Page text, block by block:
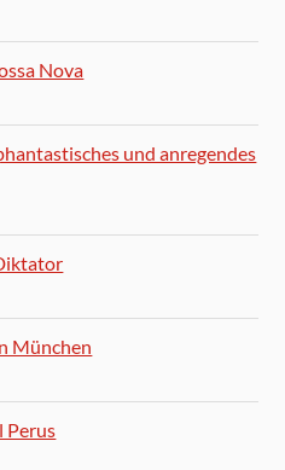
Nova
und anregendes
München
Perus